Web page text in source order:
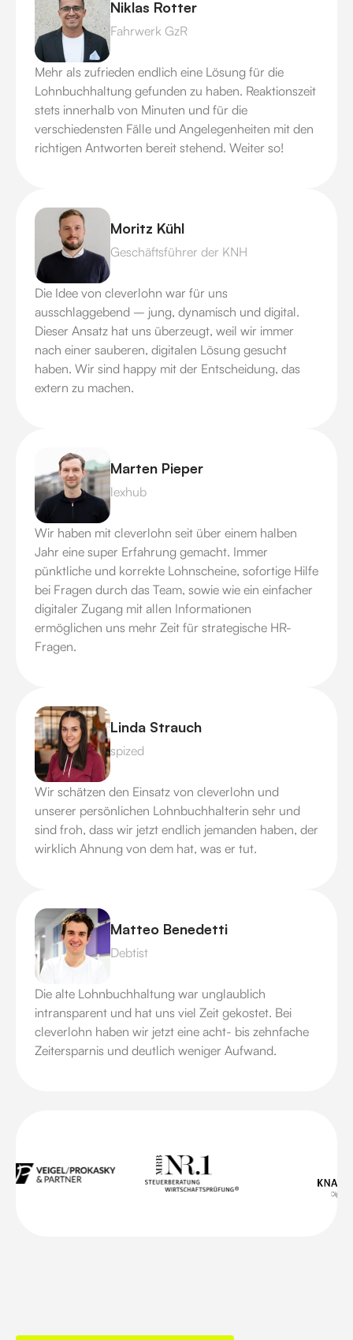
Niklas Rotter
Fahrwerk GzR
Mehr als zufrieden endlich eine Lösung für die
Lohnbuchhaltung gefunden zu haben. Reaktionszeit
stets innerhalb von Minuten und für die
verschiedensten Fälle und Angelegenheiten mit den
richtigen Antworten bereit stehend. Weiter so!
Moritz Kühl
Geschäftsführer der KNH
Die Idee von cleverlohn war für uns
ausschlaggebend – jung, dynamisch und digital.
Dieser Ansatz hat uns überzeugt, weil wir immer
nach einer sauberen, digitalen Lösung gesucht
haben. Wir sind happy mit der Entscheidung, das
extern zu machen.
Marten Pieper
lexhub
Wir haben mit cleverlohn seit über einem halben
Jahr eine super Erfahrung gemacht. Immer
pünktliche und korrekte Lohnscheine, sofortige Hilfe
bei Fragen durch das Team, sowie wie ein einfacher
digitaler Zugang mit allen Informationen
ermöglichen uns mehr Zeit für strategische HR-
Fragen.
Linda Strauch
spized
Wir schätzen den Einsatz von cleverlohn und
unserer persönlichen Lohnbuchhalterin sehr und
sind froh, dass wir jetzt endlich jemanden haben, der
wirklich Ahnung von dem hat, was er tut.
Matteo Benedetti
Debtist
Die alte Lohnbuchhaltung war unglaublich
intransparent und hat uns viel Zeit gekostet. Bei
cleverlohn haben wir jetzt eine acht- bis zehnfache
Zeitersparnis und deutlich weniger Aufwand.